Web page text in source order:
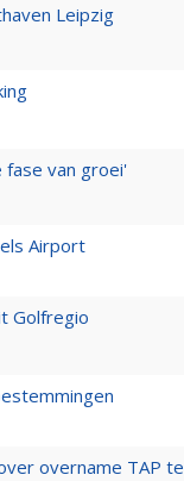
Leipzig
fase van groei'
Airport
Golfregio
overname TAP te